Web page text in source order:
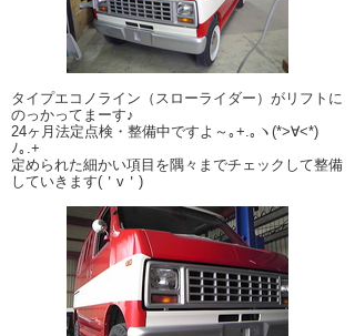
タイプエコノライン（スローライダー）がリフトに
のっかってまーす♪
24ヶ月法定点検・整備中ですよ～｡+.｡ヽ(*>∀<*)
ﾉ｡.+
定められた細かい項目を隅々までチェックして整備
していきます(＇v＇)